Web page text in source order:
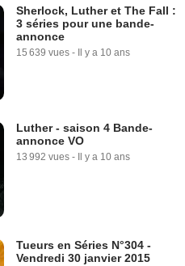
Sherlock, Luther et The Fall :
3 séries pour une bande-
annonce
15 639 vues - Il y a 10 ans
Luther - saison 4 Bande-
annonce VO
13 992 vues - Il y a 10 ans
Tueurs en Séries N°304 -
Vendredi 30 janvier 2015